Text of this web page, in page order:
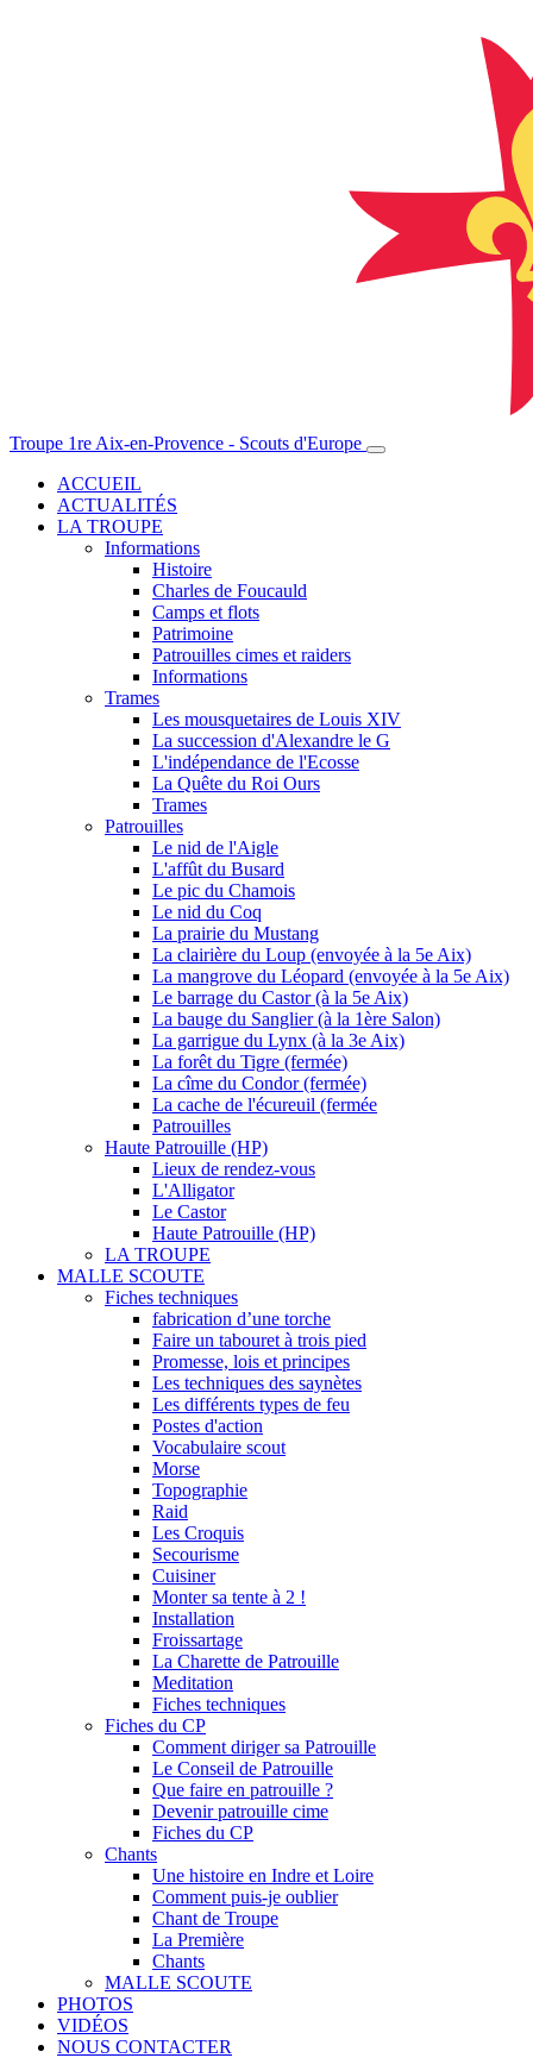
Troupe 1re Aix-en-Provence - Scouts d'Europe
ACCUEIL
ACTUALITÉS
LA TROUPE
Informations
Histoire
Charles de Foucauld
Camps et flots
Patrimoine
Patrouilles cimes et raiders
Informations
Trames
Les mousquetaires de Louis XIV
La succession d'Alexandre le G
L'indépendance de l'Ecosse
La Quête du Roi Ours
Trames
Patrouilles
Le nid de l'Aigle
L'affût du Busard
Le pic du Chamois
Le nid du Coq
La prairie du Mustang
La clairière du Loup (envoyée à la 5e Aix)
La mangrove du Léopard (envoyée à la 5e Aix)
Le barrage du Castor (à la 5e Aix)
La bauge du Sanglier (à la 1ère Salon)
La garrigue du Lynx (à la 3e Aix)
La forêt du Tigre (fermée)
La cîme du Condor (fermée)
La cache de l'écureuil (fermée
Patrouilles
Haute Patrouille (HP)
Lieux de rendez-vous
L'Alligator
Le Castor
Haute Patrouille (HP)
LA TROUPE
MALLE SCOUTE
Fiches techniques
fabrication d’une torche
Faire un tabouret à trois pied
Promesse, lois et principes
Les techniques des saynètes
Les différents types de feu
Postes d'action
Vocabulaire scout
Morse
Topographie
Raid
Les Croquis
Secourisme
Cuisiner
Monter sa tente à 2 !
Installation
Froissartage
La Charette de Patrouille
Meditation
Fiches techniques
Fiches du CP
Comment diriger sa Patrouille
Le Conseil de Patrouille
Que faire en patrouille ?
Devenir patrouille cime
Fiches du CP
Chants
Une histoire en Indre et Loire
Comment puis-je oublier
Chant de Troupe
La Première
Chants
MALLE SCOUTE
PHOTOS
VIDÉOS
NOUS CONTACTER